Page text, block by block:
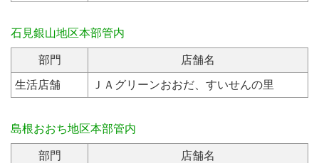
石見銀山地区本部管内
部門 店舗名
生活店舗 ＪＡグリーンおおだ、すいせんの里
島根おおち地区本部管内
部門 店舗名